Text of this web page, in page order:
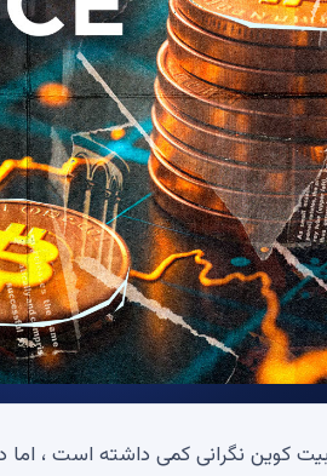
نگرانی کمی داشته است ، اما